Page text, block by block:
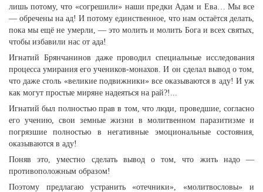
лишь потому, что «согрешили» наши предки Адам и Ева… Мы все
— обречены на ад! И потому единственное, что нам остаётся делать,
пока мы ещё не умерли, — это молить и молить Бога и всех святых,
чтобы избавили нас от ада!
Игнатий Брянчанинов даже проводил специальные исследования
процесса умирания его учеников-монахов. И он сделал вывод о том,
что даже столь «великие подвижники» все оказываются в аду! И уж
как могут простые миряне надеяться на рай?!...
Игнатий был полностью прав в том, что люди, проведшие, согласно
его учению, свои земные жизни в молитвенном паразитизме и
погрязшие полностью в негативные эмоциональные состояния,
оказываются в аду!
Поняв это, уместно сделать вывод о том, что жить надо —
противоположным образом!
Поэтому предлагаю устранить «отечники», «молитвословы» и